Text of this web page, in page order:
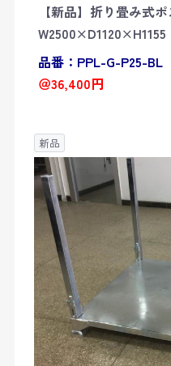
【新品】折り畳み式
W2500×D1120×H1155
品番：PPL-G-P25-BL
＠36,400円
新品